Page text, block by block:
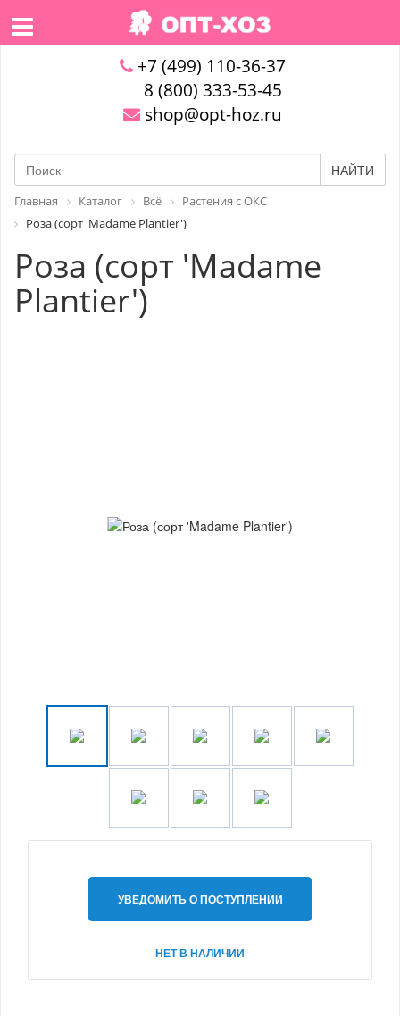
+7 (499) 110-36-37
8 (800) 333-53-45
shop@opt-hoz.ru
НАЙТИ
Главная Каталог Всё
Растения с ОКС
Роза (сорт 'Madame Plantier')
Роза (сорт 'Madame
Plantier')
УВЕДОМИТЬ О ПОСТУПЛЕНИИ
НЕТ В НАЛИЧИИ